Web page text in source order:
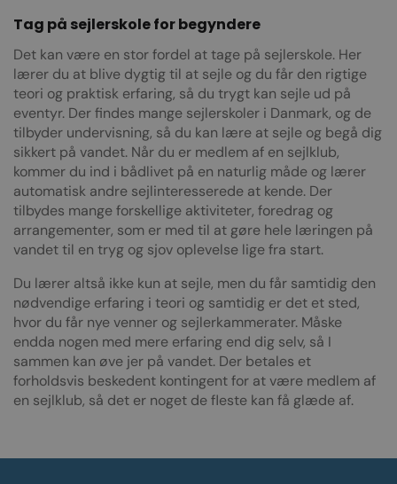
Tag på sejlerskole for begyndere
Det kan være en stor fordel at tage på sejlerskole. Her
lærer du at blive dygtig til at sejle og du får den rigtige
teori og praktisk erfaring, så du trygt kan sejle ud på
eventyr. Der findes mange sejlerskoler i Danmark, og de
tilbyder undervisning, så du kan lære at sejle og begå dig
sikkert på vandet. Når du er medlem af en sejlklub,
kommer du ind i bådlivet på en naturlig måde og lærer
automatisk andre sejlinteresserede at kende. Der
tilbydes mange forskellige aktiviteter, foredrag og
arrangementer, som er med til at gøre hele læringen på
vandet til en tryg og sjov oplevelse lige fra start.
Du lærer altså ikke kun at sejle, men du får samtidig den
nødvendige erfaring i teori og samtidig er det et sted,
hvor du får nye venner og sejlerkammerater. Måske
endda nogen med mere erfaring end dig selv, så I
sammen kan øve jer på vandet. Der betales et
forholdsvis beskedent kontingent for at være medlem af
en sejlklub, så det er noget de fleste kan få glæde af.